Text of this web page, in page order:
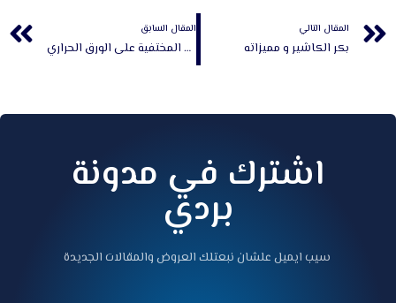
Prev المقال السابق
كيفية استعادة الحروف المختفية على الورق الحراري
المقال التالي
بكر الكاشير و مميزاته
اشترك في مدونة
بردي